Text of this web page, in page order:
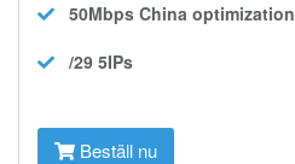
50Mbps China optimization
/29 5IPs
Beställ nu